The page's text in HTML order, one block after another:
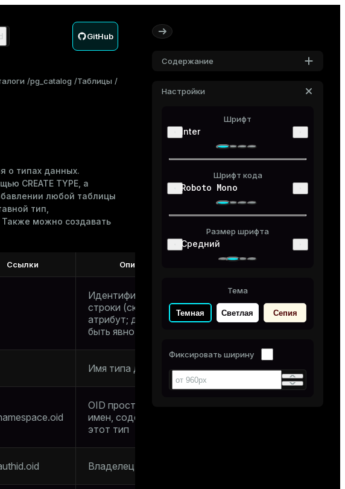
GitHub
Содержание
Настройки
Шрифт
Inter
Шрифт кода
Roboto Mono
Размер шрифта
Средний
Тема
Темная Светлая Сепия
Фиксировать ширину
pg_catalog
Таблицы
о типах данных.
CREATE TYPE , а
любой таблицы
тип,
можно создавать
Ссылки Описание
Идентификатор
строки (скрытый
атрибут; должен
быть явно выбран)
Имя типа данных
OID пространства
имен, содержащего
этот тип
Владелец типа